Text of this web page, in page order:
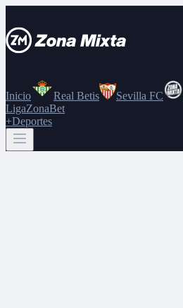
Inicio Real Betis Sevilla FC
LigaZonaBet
+Deportes